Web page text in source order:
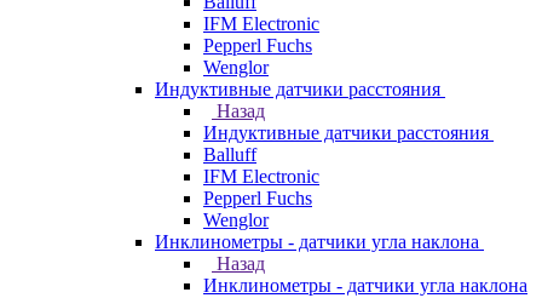
IFM Electronic
Pepperl Fuchs
Wenglor
Индуктивные датчики расстояния
Назад
Индуктивные датчики расстояния
Balluff
IFM Electronic
Pepperl Fuchs
Wenglor
Инклинометры - датчики угла наклона
Назад
Инклинометры - датчики угла наклона